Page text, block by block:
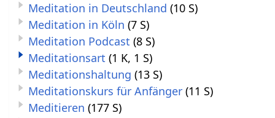
Meditation in Deutschland (10 S)
Meditation in Köln (7 S)
Meditation Podcast (8 S)
Meditationsart (1 K, 1 S)
Meditationshaltung (13 S)
Meditationskurs für Anfänger (11 S)
Meditieren (177 S)